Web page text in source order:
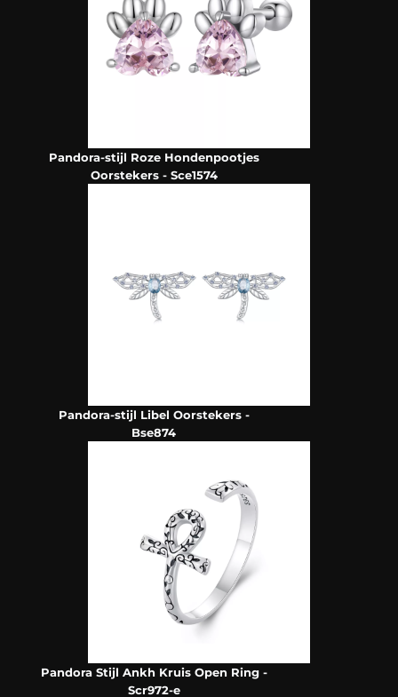
Pandora-stijl Roze Hondenpootjes
Oorstekers - Sce1574
Pandora-stijl Libel Oorstekers -
Bse874
Pandora Stijl Ankh Kruis Open Ring -
Scr972-e